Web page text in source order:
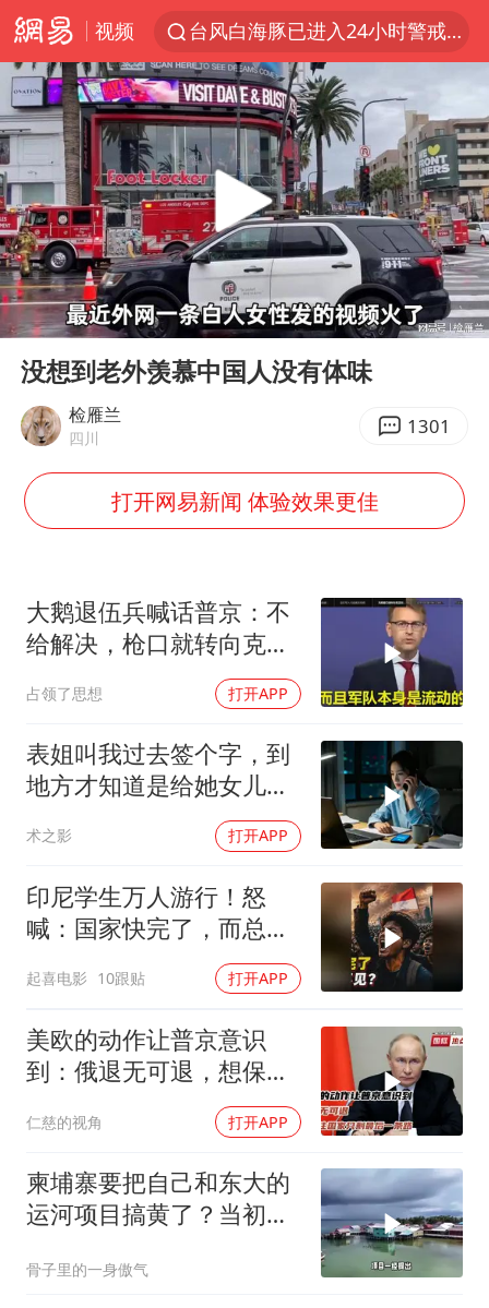
视频
台风白海豚已进入24小时警戒线
上海：台风白海豚或将带来龙卷风
四川宜宾市高县4.9级地震致1人死亡
名创优品回应女子吐槽内裤质量差
出口禁令驱动有色板块大涨
中巨芯：上半年归母净利润1405.77万元
秋天的第一杯奶茶到底有多火
38岁演员求职万岁山NPC成功
美股存储板块集体大跌
胡彦斌获《歌手2026》歌王
胜宏科技：股票交易异常波动
夯实基础开新局
Play
00:00 01:47
没想到老外羡慕中国人没有体味
检雁兰
四川 1301
打开网易新闻 体验效果更佳
大鹅退伍兵喊话普京：不
给解决，枪口就转向克里
占领了思想 打开APP
表姐叫我过去签个字，到
地方才知道是给她女儿婚
术之影 打开APP
印尼学生万人游行！怒
喊：国家快完了，而总统
起喜电影 10跟贴 打开APP
美欧的动作让普京意识
到：俄退无可退，想保住
国家只剩最后一条路
仁慈的视角 打开APP
柬埔寨要把自己和东大的
运河项目搞黄了？当初可
骨子里的一身傲气